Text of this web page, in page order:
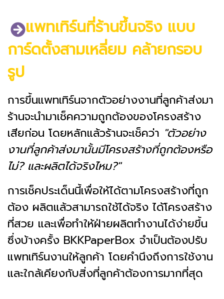
แพทเทิร์นที่ร้านขึ้นจริง แบบ
การ์ดตั้งสามเหลี่ยม คล้ายกรอบ
รูป
การขึ้นแพทเทิร์นจากตัวอย่างงานที่ลูกค้าส่งมา
ร้านจะนำมาเช็คความถูกต้องของโครงสร้าง
เสียก่อน โดยหลักแล้วร้านจะเช็คว่า "ตัวอย่าง
งานที่ลูกค้าส่งมานั้นมีโครงสร้างที่ถูกต้องหรือ
ไม่? และผลิตได้จริงไหม?"
การเช็คประเด็นนี้เพื่อให้ได้ตามโครงสร้างที่ถูก
ต้อง ผลิตแล้วสามารถใช้ได้จริง ได้โครงสร้าง
ที่สวย และเพื่อทำให้ฝ่ายผลิตทำงานได้ง่ายขึ้น
ซึ่งบ้างครั้ง BKKPaperBox จำเป็นต้องปรับ
แพทเทิร์นงานให้ลูกค้า โดยคำนึงถึงการใช้งาน
และใกล้เคียงกับสิ่งที่ลูกค้าต้องการมากที่สุด